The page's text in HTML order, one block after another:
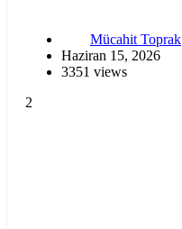
Mücahit Toprak
Haziran 15, 2026
3351 views
2